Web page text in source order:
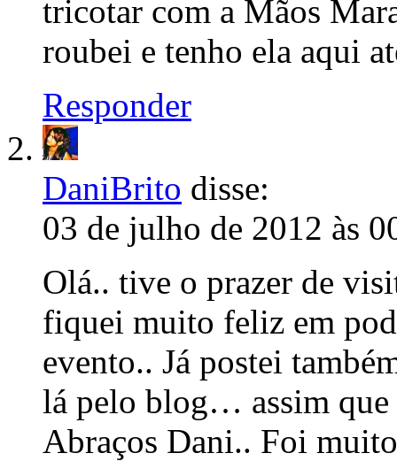
tricotar com a Mãos
roubei e tenho ela aqui
Responder
DaniBrito disse:
03 de julho de 2012 às
Olá.. tive o prazer de
fiquei muito feliz em
evento.. Já postei
lá pelo blog… assim que
Abraços Dani.. Foi